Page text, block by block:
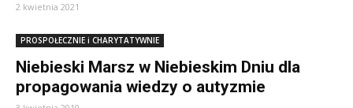
2 kwietnia 2021
PROSPOŁECZNIE i CHARYTATYWNIE
Niebieski Marsz w Niebieskim Dniu dla
propagowania wiedzy o autyzmie